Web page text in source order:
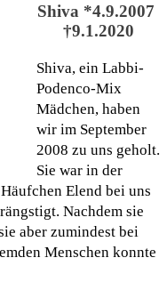
Shiva *4.9.2007
†9.1.2020
Shiva, ein Labbi-
Podenco-Mix
Mädchen, haben
wir im September
2008 zu uns geholt.
Sie war in der
Elend bei uns
Nachdem sie
aber zumindest bei
Menschen konnte